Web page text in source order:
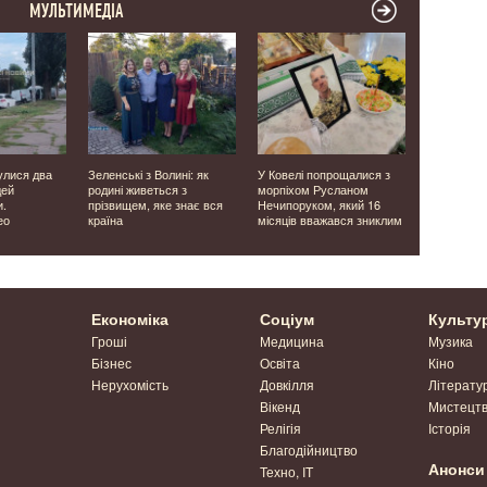
МУЛЬТИМЕДІА
два
Зеленські з Волині: як
родині живеться з
прізвищем, яке знає вся
країна
У Ковелі попрощалися з
морпіхом Русланом
Нечипоруком, який 16
місяців вважався зниклим
Економіка
Гроші
Бізнес
Нерухомість
Соціум
Медицина
Освіта
Довкілля
Вікенд
Релігія
Благодійництво
Техно, IT
Музика
Кіно
Історія
Анонси